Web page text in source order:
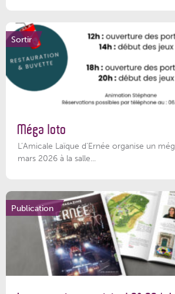
Sortir
Méga loto
L’Amicale Laïque d’Ernée organise un
mars 2026 à la salle...
Publication